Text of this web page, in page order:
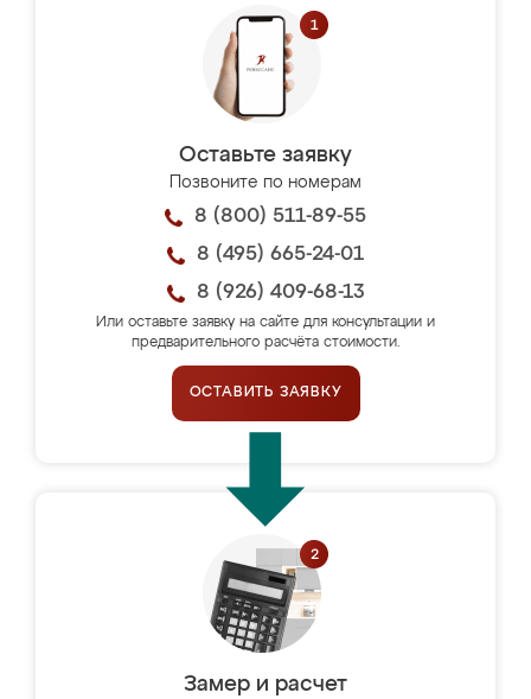
Оставьте заявку
Позвоните по номерам
8 (800) 511-89-55
8 (495) 665-24-01
8 (926) 409-68-13
Или оставьте заявку на сайте для консультации и
предварительного расчёта стоимости.
ОСТАВИТЬ ЗАЯВКУ
Замер и расчет